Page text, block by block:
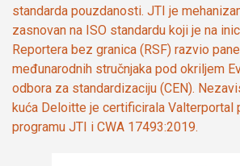
standarda pouzdanosti. JTI je
zasnovan na ISO standardu koji je na
Reportera bez granica (RSF) razvio
međunarodnih stručnjaka pod okriljem
odbora za standardizaciju (CEN).
kuća Deloitte je certificirala Valterportal
programu JTI i CWA 17493:2019.